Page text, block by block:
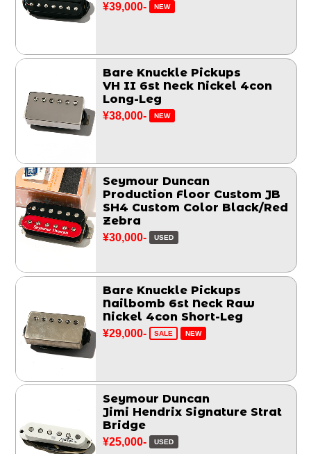
¥39,000- NEW
Bare Knuckle Pickups
VH II 6st Neck Nickel 4con
Long-Leg
¥38,000- NEW
Seymour Duncan
Production Floor Custom JB
SH4 Custom Color Black/Red
Zebra
¥30,000- USED
Bare Knuckle Pickups
Nailbomb 6st Neck Raw
Nickel 4con Short-Leg
¥29,000- SALE NEW
Seymour Duncan
Jimi Hendrix Signature Strat
Bridge
¥25,000- USED